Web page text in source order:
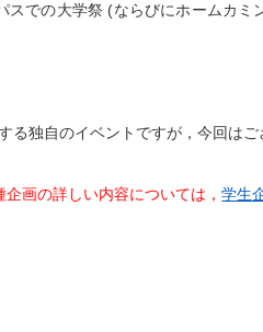
スでの大学祭 (ならびにホームカ
る独自のイベントですが，今回はご
画の詳しい内容については，学生